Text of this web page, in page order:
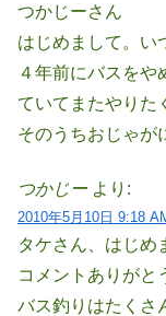
つかじーさん
はじめまして。い
４年前にバスをや
ていてまたやりた
そのうちおじゃが
つかじー より:
2010年5月10日 9:18
タケさん、はじめ
コメントありがと
バス釣りはたくさ